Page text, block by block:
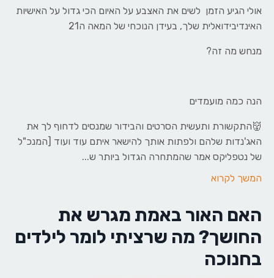
אולי הגיע הזמן לשים את האצבע על האיום הכי גדול על האישיות
האינדיבידואלית שלך, בעידן הנוכחי של המאה ה21
מנחש מה זה?
הנה כמה מועמדים
👹התקשורת ותעשית הסרטים והבידור שמנסים לדחוף לך את
האג'נדות שלהם ולפתות אותך להישאר איתם עוד ועוד [המנכ"ל
של נטפליקס אמר שהמתחרה הגדול ביותר ש...
המשך לקרוא
האם האור באמת מגרש את
החושך? מה שרציתי לומר לילדים
בחנוכה